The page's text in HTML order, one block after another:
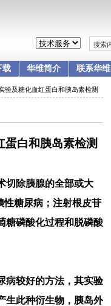
载 华维简介 联系华维
验及糖化血红蛋白和胰岛素检测
白和胰岛素检测
切除胰腺的全部或大
性糖尿病；注射根皮苷
糖磷酸化过程和脱磷酸
病较好的方法，其实验
生此种衍生物，胰岛外